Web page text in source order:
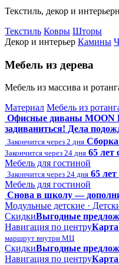
Текстиль, декор и
Текстиль Ковры Шторы
Декор и интерьер Камины
Мебель из дерева
Мебель из массива и
Материал Мебель из
Офисные диваны MOON
задиваниться! Дела
Закончится через 2 дня Сборка
Закончится через 24 дня 65 лет
Мебель для гостиной
Закончится через 24 дня 65
Мебель для гостиной
Снова в школу —
Модульные детские ·
СкидкиВыгодные
Навигация по центруКарта
маршрут внутри МЦ
СкидкиВыгодные
Навигация по центруКарта